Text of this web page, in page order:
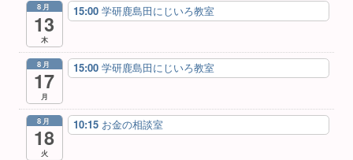
8月
13
木
15:00 学研鹿島田にじいろ教室
8月
17
月
15:00 学研鹿島田にじいろ教室
8月
18
火
10:15 お金の相談室